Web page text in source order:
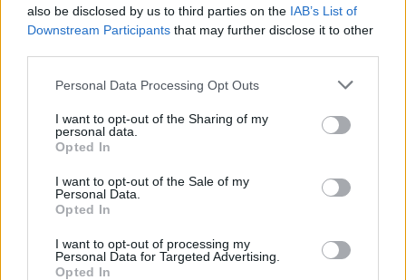
also be disclosed by us to third parties on the IAB’s List of
Downstream Participants that may further disclose it to other
Personal Data Processing Opt Outs
I want to opt-out of the Sharing of my
personal data.
Opted In
I want to opt-out of the Sale of my
Personal Data.
Opted In
I want to opt-out of processing my
Personal Data for Targeted Advertising.
Opted In